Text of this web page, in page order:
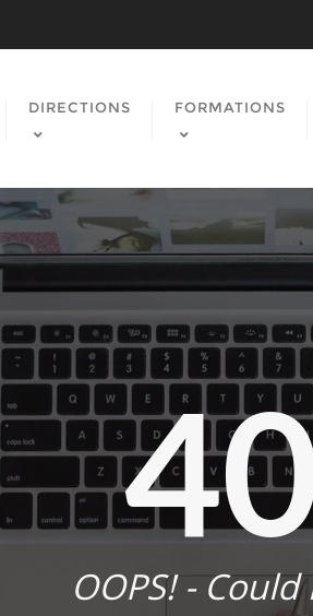
DIRECTIONS FORMATIONS
OOPS! -